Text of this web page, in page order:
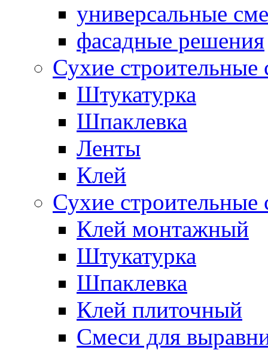
универсальные
фасадные решения
Сухие
Штукатурка
Шпаклевка
Ленты
Клей
Сухие
Клей монтажный
Штукатурка
Шпаклевка
Клей плиточный
Смеси для